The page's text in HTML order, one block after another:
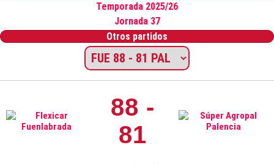
Temporada 2025/26
Jornada 37
Otros partidos
88 -
81